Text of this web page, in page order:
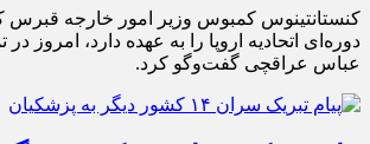
کنستانتینوس کمبوس وزیر امور خارجه
دوره‌ای اتحادیه اروپا را به عهده دارد، امروز
عباس عراقچی گفت‌وگو کرد.